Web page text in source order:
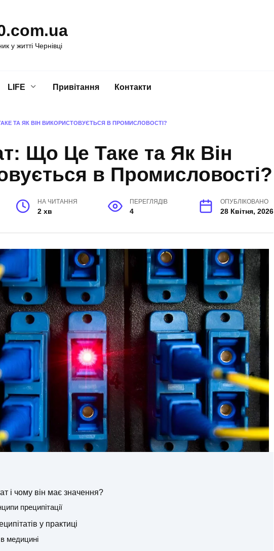
у житті Чернівці
LIFE Привітання Контакти
ТА ЯК ВІН ВИКОРИСТОВУЄТЬСЯ В ПРОМИСЛОВОСТІ?
Що Це Таке та Як Він
в Промисловості?
НА ЧИТАННЯ
2 хв
ПЕРЕГЛЯДІВ
4
ОПУБЛІКОВАНО
28 Квітня, 2026
і чому він має значення?
преципітації
у практиці
медицині